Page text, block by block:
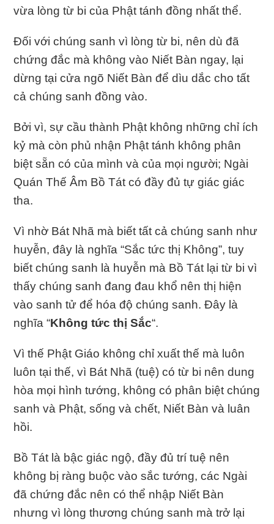
vừa lòng từ bi của Phật tánh đồng nhất thể.
Ðối với chúng sanh vì lòng từ bi, nên dù đã
chứng đắc mà không vào Niết Bàn ngay, lại
dừng tại cửa ngõ Niết Bàn để dìu dắc cho tất
cả chúng sanh đồng vào.
Bởi vì, sự cầu thành Phật không những chỉ ích
kỷ mà còn phủ nhận Phật tánh không phân
biệt sẵn có của mình và của mọi người; Ngài
Quán Thế Âm Bồ Tát có đầy đủ tự giác giác
tha.
Vì nhờ Bát Nhã mà biết tất cả chúng sanh như
huyễn, đây là nghĩa “Sắc tức thị Không”, tuy
biết chúng sanh là huyễn mà Bồ Tát lại từ bi vì
thấy chúng sanh đang đau khổ nên thị hiện
vào sanh tử để hóa độ chúng sanh. Ðây là
nghĩa “Không tức thị Sắc“.
Vì thế Phật Giáo không chỉ xuất thế mà luôn
luôn tại thế, vì Bát Nhã (tuệ) có từ bi nên dung
hòa mọi hình tướng, không có phân biệt chúng
sanh và Phật, sống và chết, Niết Bàn và luân
hồi.
Bồ Tát là bậc giác ngộ, đầy đủ trí tuệ nên
không bị ràng buộc vào sắc tướng, các Ngài
đã chứng đắc nên có thể nhập Niết Bàn
nhưng vì lòng thương chúng sanh mà trở lại